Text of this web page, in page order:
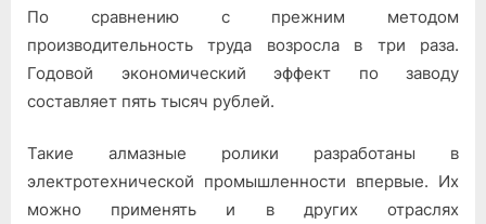
По сравнению с прежним методом
производительность труда возросла в три раза.
Годовой экономический эффект по заводу
составляет пять тысяч рублей.
Такие алмазные ролики разработаны в
электротехнической промышленности впервые. Их
можно применять и в других отраслях